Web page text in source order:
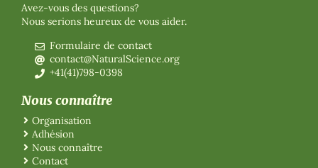
Avez-vous des questions?
Nous serions heureux de vous aider.
Formulaire de contact
contact@NaturalScience.org
+41(41)798-0398
Nous connaître
Organisation
Adhésion
Nous connaître
Contact